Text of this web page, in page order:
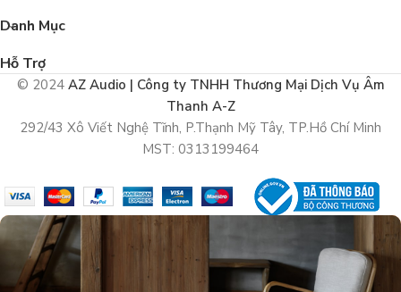
Danh Mục
Hỗ Trợ
© 2024 AZ Audio | Công ty TNHH Thương Mại Dịch Vụ Âm
Thanh A-Z
292/43 Xô Viết Nghệ Tĩnh, P.Thạnh Mỹ Tây, TP.Hồ Chí Minh
MST: 0313199464